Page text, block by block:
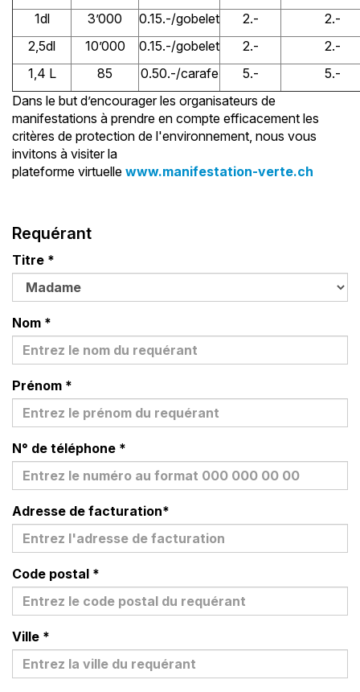
1dl
3’000 0.15.-/gobelet 2.-
2.-
2,5dl
10’000 0.15.-/gobelet 2.-
2.-
1,4 L
85 0.50.-/carafe 5.-
5.-
Dans le but d’encourager les organisateurs de
manifestations à prendre en compte efficacement les
critères de protection de l'environnement, nous vous
invitons à visiter la
plateforme virtuelle www.manifestation-verte.ch
Requérant
Titre *
Nom *
Prénom *
N° de téléphone *
Adresse de facturation*
Code postal *
Ville *